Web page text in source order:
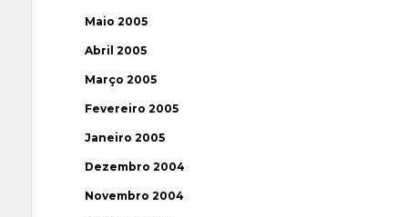
Maio 2005
Abril 2005
Março 2005
Fevereiro 2005
Janeiro 2005
Dezembro 2004
Novembro 2004